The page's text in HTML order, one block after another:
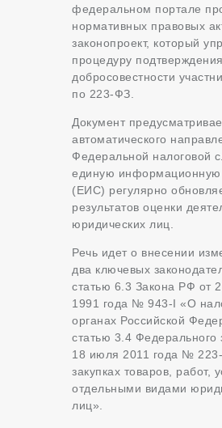
федеральном портале
нормативных правовых
законопроект, который
процедуру подтверждения
добросовестности
по 223-ФЗ.
Документ
автоматического
Федеральной налоговой
единую информационную
(ЕИС) регулярно
результатов оценки
юридических лиц.
Речь идет о внесении
два ключевых
статью 6.3 Закона РФ от
1991 года № 943-I «О
органах Российской
статью 3.4 Федерального
18 июля 2011 года №
закупках товаров, работ,
отдельными видами
лиц».